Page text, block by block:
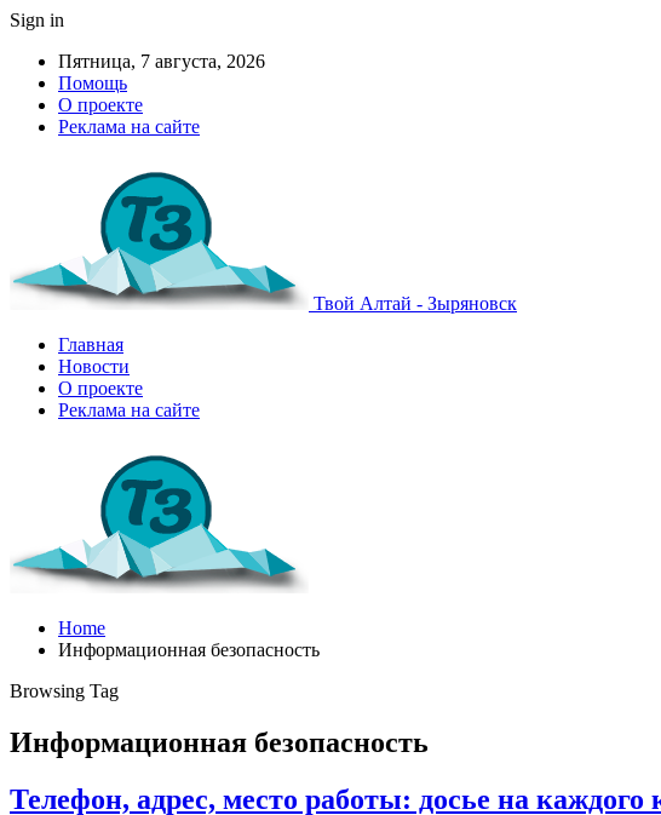
Sign in
Пятница, 7 августа, 2026
Помощь
О проекте
Реклама на сайте
Твой Алтай - Зыряновск
Главная
Новости
О проекте
Реклама на сайте
Home
Информационная безопасность
Browsing Tag
Информационная безопасность
Телефон, адрес, место работы: досье на каждого